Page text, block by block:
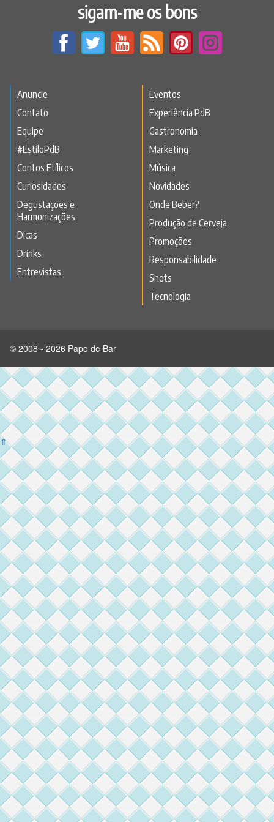
sigam-me os bons
Anuncie
Contato
Equipe
#EstiloPdB
Contos Etílicos
Curiosidades
Degustações e
Harmonizações
Dicas
Drinks
Entrevistas
Eventos
Experiência PdB
Gastronomia
Marketing
Música
Novidades
Onde Beber?
Produção de Cerveja
Promoções
Responsabilidade
Shots
Tecnologia
© 2008 - 2026 Papo de Bar
⇑